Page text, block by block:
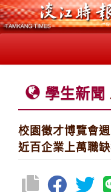
學生新聞
校園徵才博覽會
近百企業上萬職